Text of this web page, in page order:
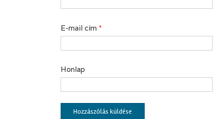
E-mail cím *
Honlap